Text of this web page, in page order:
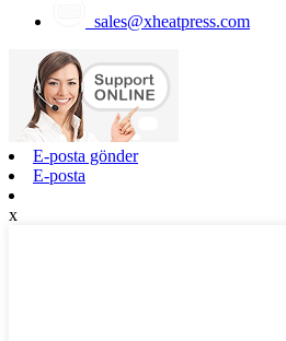
sales@xheatpress.com
E-posta gönder
E-posta
x